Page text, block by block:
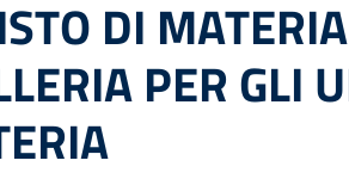
DI
PER GLI